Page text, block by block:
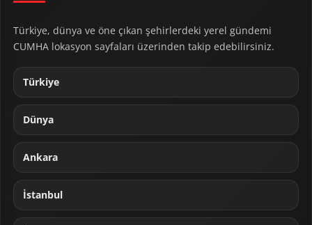
Türkiye, dünya ve öne çıkan şehirlerdeki yerel gündemi
CUMHA lokasyon sayfaları üzerinden takip edebilirsiniz.
Türkiye
Dünya
Ankara
İstanbul